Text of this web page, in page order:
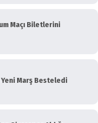
Maçı Biletlerini
Marş Besteledi